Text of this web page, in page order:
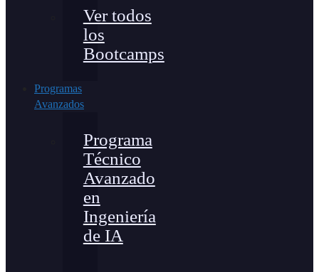
Ver todos
los
Bootcamps
Programas
Avanzados
Programa
Técnico
Avanzado
en
Ingeniería
de IA